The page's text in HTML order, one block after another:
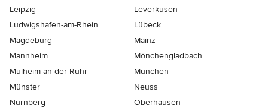
Leipzig
Leverkusen
Ludwigshafen-am-Rhein
Lübeck
Magdeburg
Mainz
Mannheim
Mönchen­gladbach
Mülheim-an-der-Ruhr
München
Münster
Neuss
Nürnberg
Oberhausen